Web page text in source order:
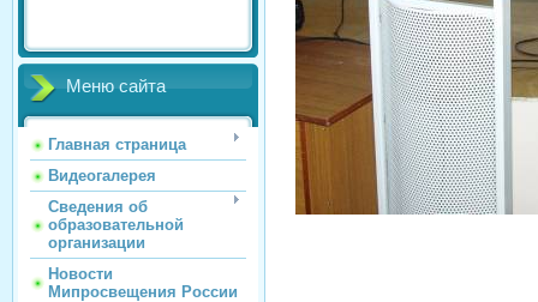
Меню сайта
Главная страница
Видеогалерея
Сведения об
образовательной
организации
Новости
Мипросвещения России